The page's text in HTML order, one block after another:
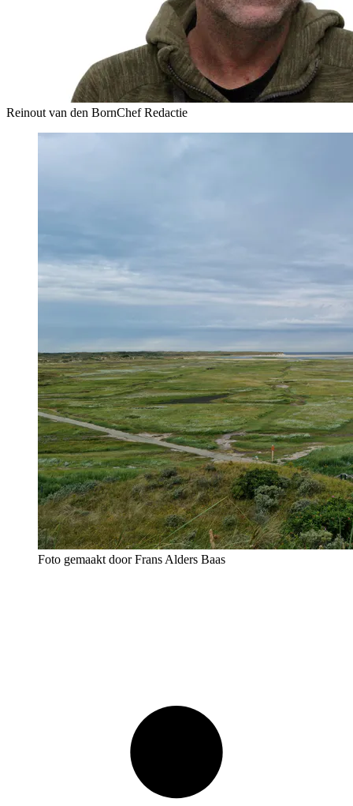
Reinout van den BornChef Redactie
Foto gemaakt door Frans Alders Baas